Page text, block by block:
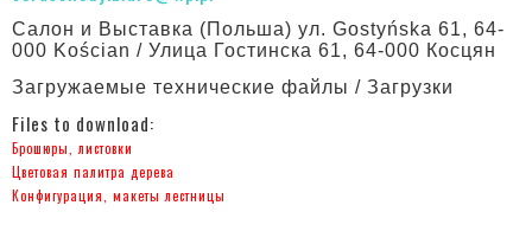
Салон и Bыставка (Польша) ул. Gostyńska 61, 64-
000 Kościan / Улица Гостинска 61, 64-000 Косцян
Загружаемые технические файлы / Загрузки
Files to download:
Брошюры, листовки
Цветовая палитра дерева
Конфигурация, макеты лестницы